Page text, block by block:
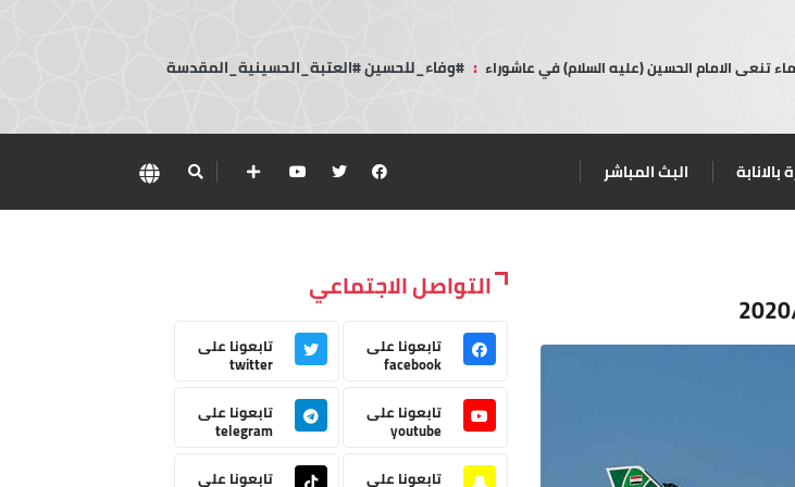
تنعى الامام الحسين (عليه السلام) في عاشوراء : #وفاء_للحسين #العتبة_الحسينية_المقدسة
بالانابة البث المباشر
التواصل الاجتماعي
تابعونا على
facebook
تابعونا على
twitter
تابعونا على
youtube
تابعونا على
telegram
تابعونا على
تابعونا على